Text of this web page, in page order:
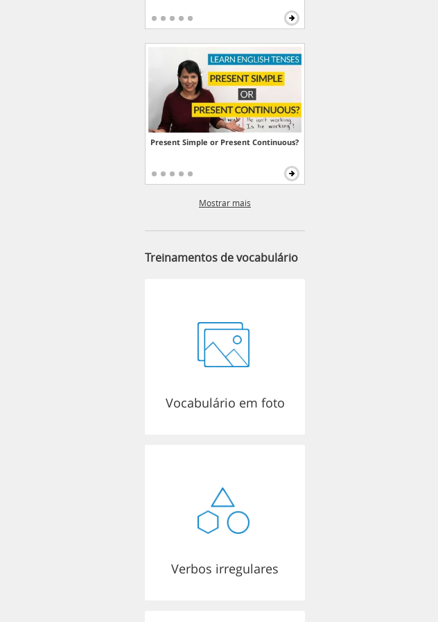
Present Simple or Present Continuous?
Mostrar mais
Treinamentos de vocabulário
Vocabulário em foto
Verbos irregulares